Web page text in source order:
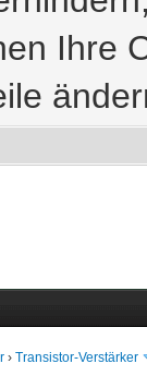
Ihre
› Transistor-Verstärker